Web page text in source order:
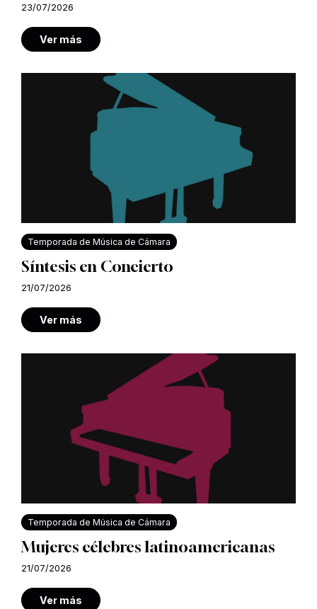
23/07/2026
Ver más
Temporada de Música de Cámara
Síntesis en Concierto
21/07/2026
Ver más
Temporada de Música de Cámara
Mujeres célebres latinoamericanas
21/07/2026
Ver más